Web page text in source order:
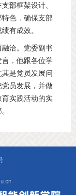
部框架设计、
色，确保支部
有成效。
洽。党委副书
，他跟各位学
是党员发展问
员发展，并做
实践活动的实